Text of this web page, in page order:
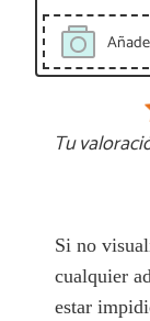
Tu
Si no
cualquier
estar